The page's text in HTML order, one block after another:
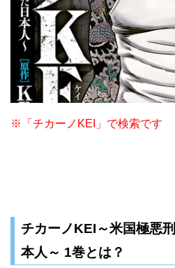
※「チカーノKEI」で検索です
チカーノKEI～米国極悪
本人～ 1巻とは？